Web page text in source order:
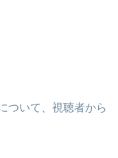
ついて、視聴者から